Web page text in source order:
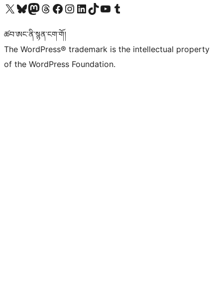
Visit our X (formerly Twitter) account
Visit our Bluesky account
Visit our Mastodon account
Visit our Threads account
Visit our Facebook page
Visit our Instagram account
Visit our LinkedIn account
Visit our TikTok account
Visit our YouTube channel
Visit our Tumblr account
ཚབ་ཨང་ནི་སྙན་ངག་གོ།
The WordPress® trademark is the intellectual property
of the WordPress Foundation.